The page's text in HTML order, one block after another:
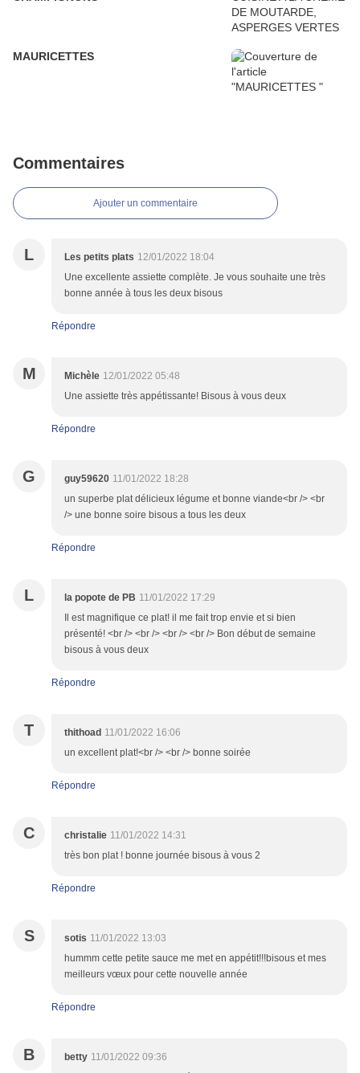
MAURICETTES
Commentaires
Ajouter un commentaire
L Les petits plats 12/01/2022 18:04
Une excellente assiette complète. Je vous souhaite une très
bonne année à tous les deux bisous
Répondre
M Michèle 12/01/2022 05:48
Une assiette très appétissante! Bisous à vous deux
Répondre
G guy59620 11/01/2022 18:28
un superbe plat délicieux légume et bonne viande<br /> <br
/> une bonne soire bisous a tous les deux
Répondre
L la popote de PB 11/01/2022 17:29
Il est magnifique ce plat! il me fait trop envie et si bien
présenté! <br /> <br /> <br /> <br /> Bon début de semaine
bisous à vous deux
Répondre
T thithoad 11/01/2022 16:06
un excellent plat!<br /> <br /> bonne soirée
Répondre
C christalie 11/01/2022 14:31
très bon plat ! bonne journée bisous à vous 2
Répondre
S sotis 11/01/2022 13:03
hummm cette petite sauce me met en appétit!!!bisous et mes
meilleurs vœux pour cette nouvelle année
Répondre
B betty 11/01/2022 09:36